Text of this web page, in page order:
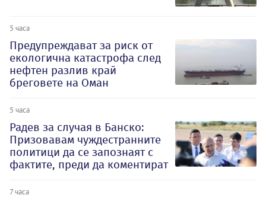
5 часа
Предупреждават за риск от
екологична катастрофа след
нефтен разлив край
бреговете на Оман
5 часа
Радев за случая в Банско:
Призовавам чуждестранните
политици да се запознаят с
фактите, преди да коментират
7 часа